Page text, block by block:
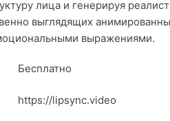
лица и генерируя
выглядящих
выражениями.
Бесплатно
https://lipsync.video